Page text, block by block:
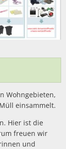
Wohngebieten,
einsammelt.
Hier ist die
freuen wir
und